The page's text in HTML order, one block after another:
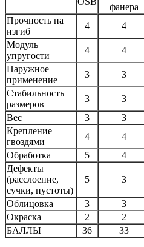
фанера
Прочность на
изгиб
4 4
Модуль
упругости
4 4
Наружное
применение
3 3
Стабильность
размеров
3 3
Вес
3 3
Крепление
гвоздями
4 4
Обработка
5 4
Дефекты
(расслоение,
сучки, пустоты)
5 3
Облицовка 3 3
Окраска
2 2
БАЛЛЫ
36 33